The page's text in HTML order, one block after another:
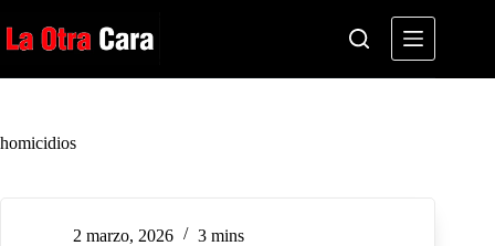
al
contenido
homicidios
2 marzo, 2026 3 mins